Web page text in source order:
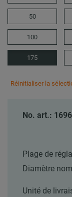
50
100
175
Réinitialiser la
No. art.:
Plage de
Diamètre
Unité de